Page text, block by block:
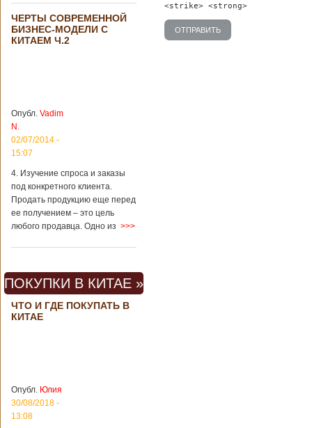
для туристов
вещи в Китае
Традиции и
образ жизни
жителей Китая
вещах, которые
больше всего
удивляют туристов
в Поднебесной.
в метрополитене В
Пекине или
Шанхае терактов
не было, да и весь
Китай в этом
считается
государством. Но в
метрополитене
Шанхая или
Подробнее...
Опубликовано
родителей
появился их
ребенок. Выносила
малыша
ЧЕРТЫ СОВРЕМЕННОЙ
БИЗНЕС-МОДЕЛИ С
КИТАЕМ Ч.2
Опубл. Vadim
N.
02/07/2014 -
15:07
4. Изучение спроса и заказы
под конкретного клиента.
Продать продукцию еще перед
ее получением – это цель
любого продавца. Одно из >>>
ПОКУПКИ В КИТАЕ »
ЧТО И ГДЕ ПОКУПАТЬ В
КИТАЕ
Опубл. Юлия
30/08/2018 -
13:08
<strike> <strong>